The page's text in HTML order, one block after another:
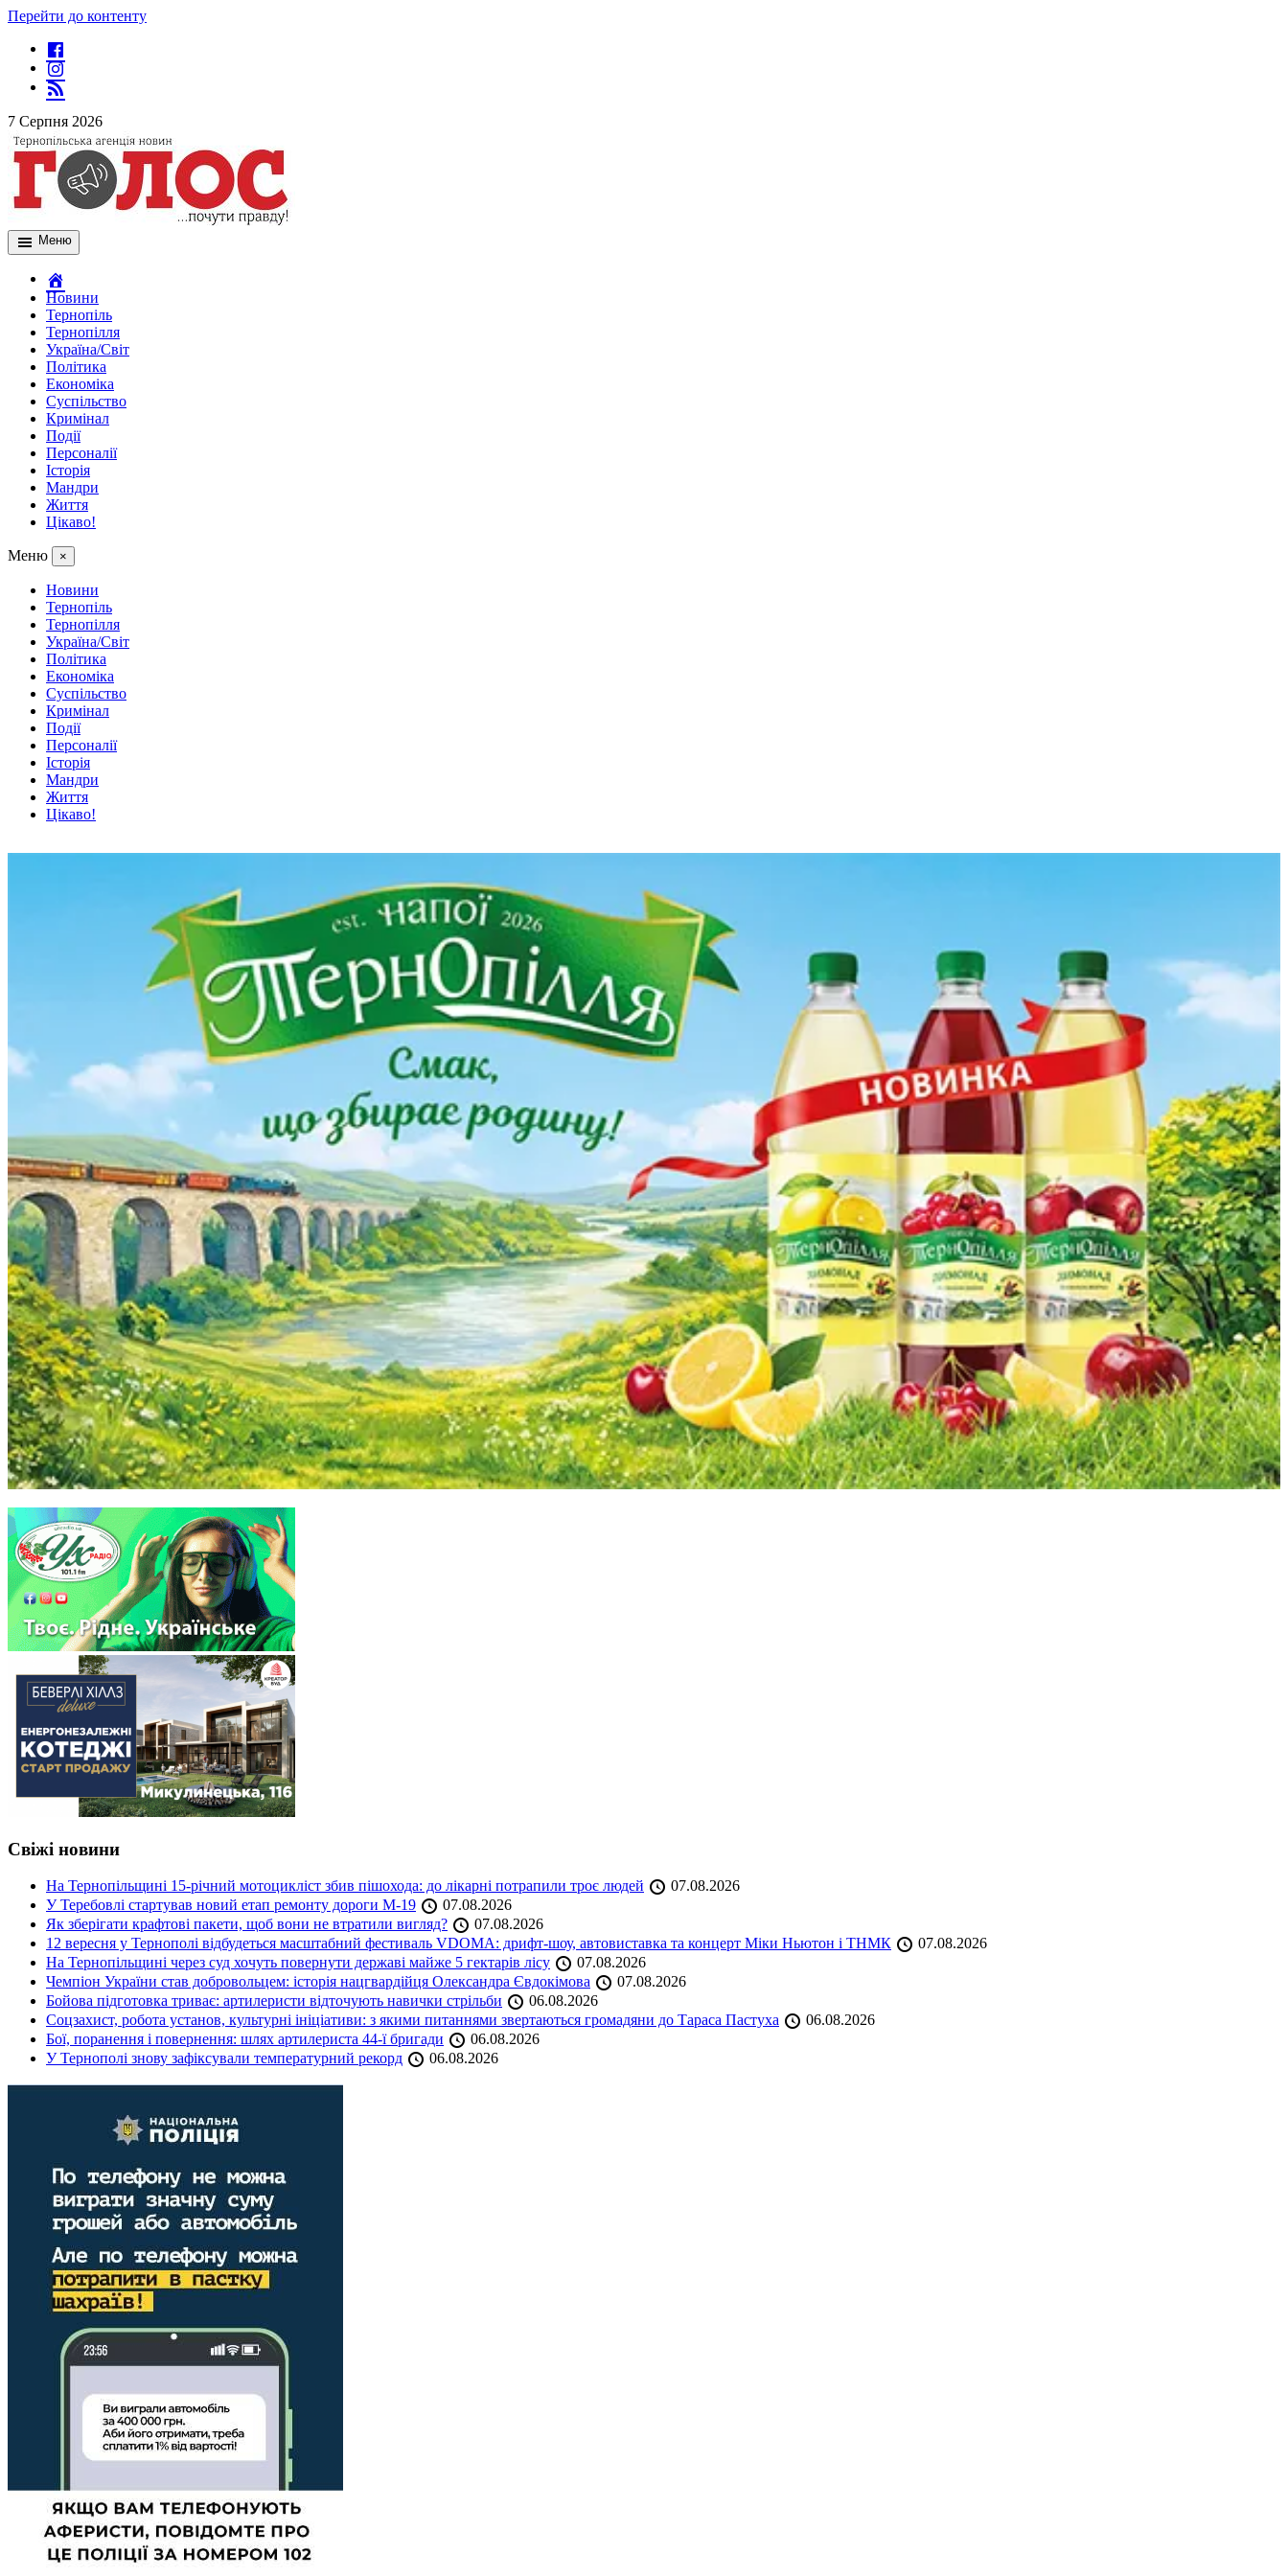
Перейти до контенту
7 Серпня 2026
Меню
Новини
Тернопіль
Тернопілля
Україна/Світ
Політика
Економіка
Суспільство
Кримінал
Події
Персоналії
Історія
Мандри
Життя
Цікаво!
Меню ×
Новини
Тернопіль
Тернопілля
Україна/Світ
Політика
Економіка
Суспільство
Кримінал
Події
Персоналії
Історія
Мандри
Життя
Цікаво!
Свіжі новини
На Тернопільщині 15-річний мотоцикліст збив пішохода: до лікарні потрапили троє людей
07.08.2026
У Теребовлі стартував новий етап ремонту дороги М-19
07.08.2026
Як зберігати крафтові пакети, щоб вони не втратили вигляд?
07.08.2026
12 вересня у Тернополі відбудеться масштабний фестиваль VDOMA: дрифт-шоу, автовиставка та концерт Міки Ньютон і ТНМК
07.08.2026
На Тернопільщині через суд хочуть повернути державі майже 5 гектарів лісу
07.08.2026
Чемпіон України став добровольцем: історія нацгвардійця Олександра Євдокімова
07.08.2026
Бойова підготовка триває: артилеристи відточують навички стрільби
06.08.2026
Соцзахист, робота установ, культурні ініціативи: з якими питаннями звертаються громадяни до Тараса Пастуха
06.08.2026
Бої, поранення і повернення: шлях артилериста 44-ї бригади
06.08.2026
У Тернополі знову зафіксували температурний рекорд
06.08.2026